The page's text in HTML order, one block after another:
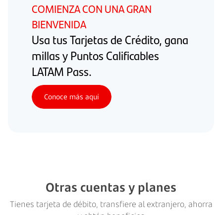
COMIENZA CON UNA GRAN
BIENVENIDA
Usa tus Tarjetas de Crédito, gana
millas y Puntos Calificables
LATAM Pass.
Conoce más aquí
Otras cuentas y planes
Tienes tarjeta de débito, transfiere al extranjero, ahorra